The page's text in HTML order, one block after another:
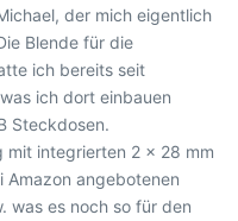
der mich eigentlich
Blende für die
ich bereits seit
ich dort einbauen
Steckdosen.
mit integrierten 2 x 28 mm
Amazon angebotenen
was es noch so für den